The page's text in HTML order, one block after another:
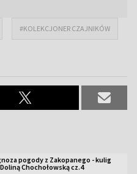
#KOLEKCJONER CZAJNIKÓW
pogody z Zakopanego - kulig
Chochołowską cz.4